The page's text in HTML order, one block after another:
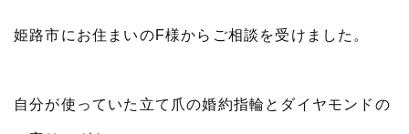
姫路市にお住まいのF様からご相談を受けました。
自分が使っていた立て爪の婚約指輪とダイヤモンドの